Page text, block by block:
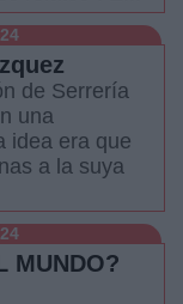
de Serrería
una
idea era que
a la suya
MUNDO?